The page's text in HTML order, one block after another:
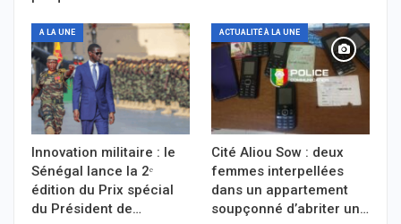
A LA UNE
Innovation militaire : le
Sénégal lance la 2ᵉ
édition du Prix spécial
du Président de…
ACTUALITÉ À LA UNE
Cité Aliou Sow : deux
femmes interpellées
dans un appartement
soupçonné d’abriter un…